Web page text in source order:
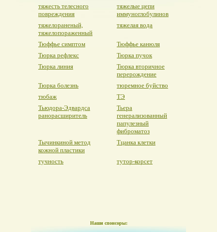
тяжесть телесного
повреждения
тяжелые цепи
иммуноглобулинов
тяжелораненый,
тяжелопораженный
тяжелая вода
Тюффье симптом
Тюффье канюля
Тюрка рефлекс
Тюрка пучок
Тюрка линия
Тюрка вторичное
перерождение
Тюрка болезнь
тюремное буйство
тюбаж
ТЭ
Тьюдора-Эдвардса
ранорасширитель
Тьера
генерализованный
папулезный
фиброматоз
Тычинкиной метод
кожной пластики
Тцанка клетки
тучность тутор-корсет
Наши спонсоры: